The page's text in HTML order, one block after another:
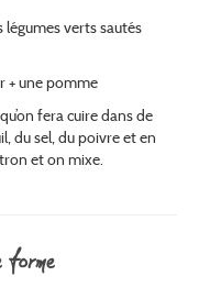
légumes verts sautés
+ une pomme
fera cuire dans de
du sel, du poivre et en
et on mixe.
forme